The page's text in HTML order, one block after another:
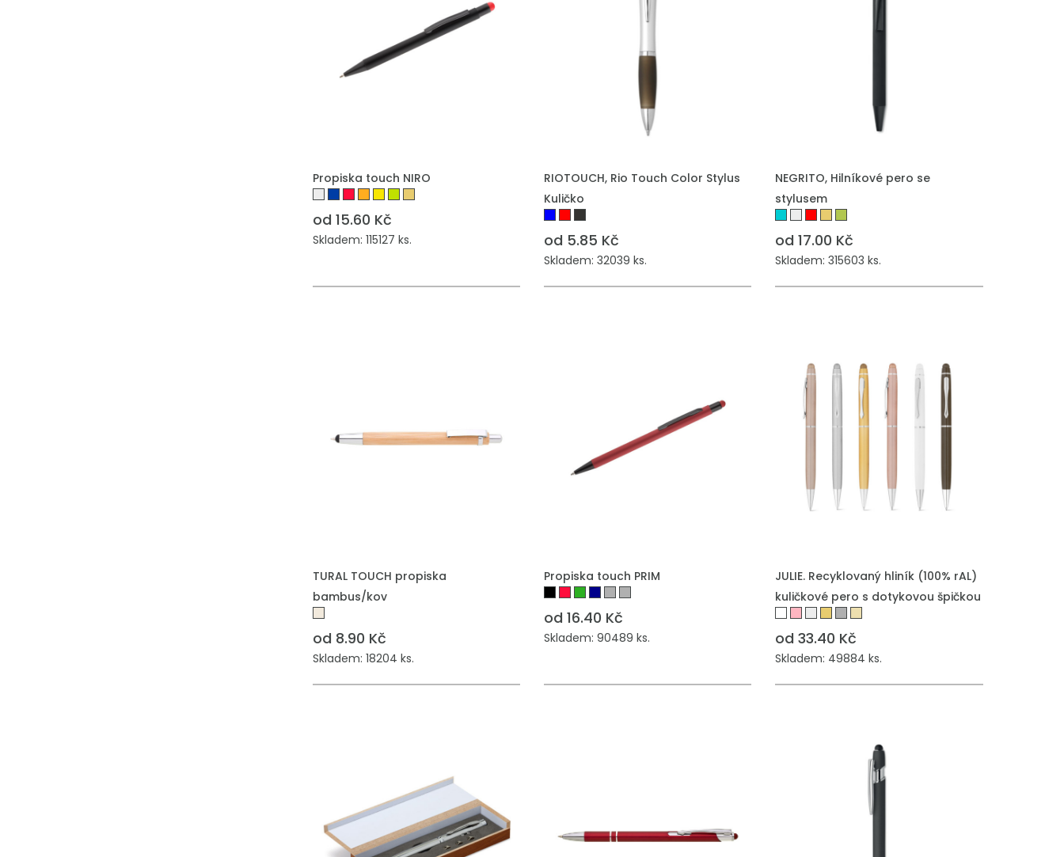
Propiska touch NIRO
od 15.60 Kč
Skladem: 115127 ks.
RIOTOUCH, Rio Touch Color Stylus
Kuličko
od 5.85 Kč
Skladem: 32039 ks.
NEGRITO, Hilníkové pero se
stylusem
od 17.00 Kč
Skladem: 315603 ks.
TURAL TOUCH propiska
bambus/kov
od 8.90 Kč
Skladem: 18204 ks.
Propiska touch PRIM
od 16.40 Kč
Skladem: 90489 ks.
JULIE. Recyklovaný hliník (100% rAL)
kuličkové pero s dotykovou špičkou
od 33.40 Kč
Skladem: 49884 ks.